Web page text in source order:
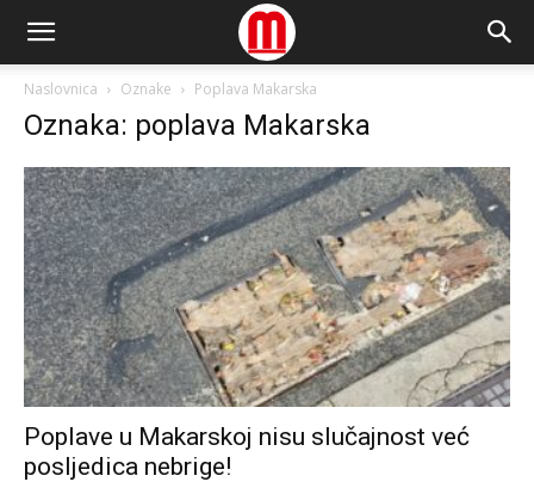
Naslovnica Oznake Poplava Makarska
Oznaka: poplava Makarska
Poplave u Makarskoj nisu slučajnost već
posljedica nebrige!